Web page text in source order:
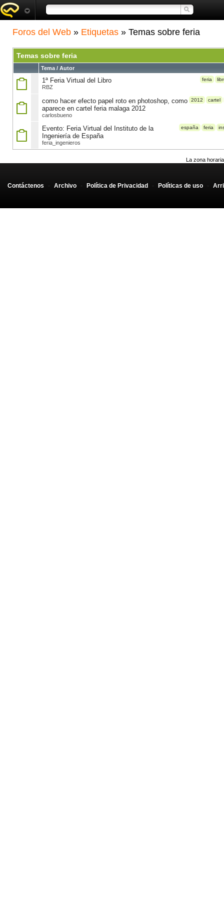
Foros del Web » Etiquetas » Temas sobre feria
Temas sobre feria
Tema / Autor
feria
1ª Feria Virtual del Libro
RBZ
2012 cartel
como hacer efecto papel roto en photoshop, como
aparece en cartel feria malaga 2012
carlosbueno
españa feria
Evento: Feria Virtual del Instituto de la
Ingeniería de España
feria_ingenieros
La zona
Contáctenos - Archivo - Política de Privacidad - Políticas de uso -